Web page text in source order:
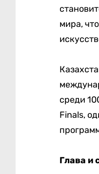
мира,
среди
Finals,
Глава и